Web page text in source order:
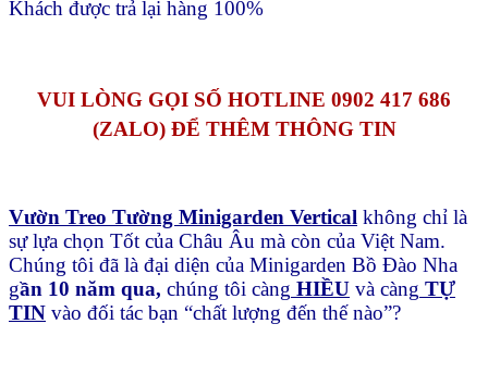
Khách được trả lại hàng 100%
VUI LÒNG GỌI SỐ HOTLINE 0902 417 686
(ZALO) ĐỂ THÊM THÔNG TIN
Vườn Treo Tường Minigarden Vertical không chỉ là
sự lựa chọn Tốt của Châu Âu mà còn của Việt Nam.
Chúng tôi đã là đại diện của Minigarden Bồ Đào Nha
gần 10 năm qua, chúng tôi càng HIỀU và càng TỰ
TIN vào đối tác bạn “chất lượng đến thế nào”?